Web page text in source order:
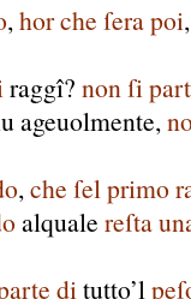
, horche ſerapoi
raggî? non ſi
ageuolmente,
, che ſel primo
alquale reſta
di tutto’l